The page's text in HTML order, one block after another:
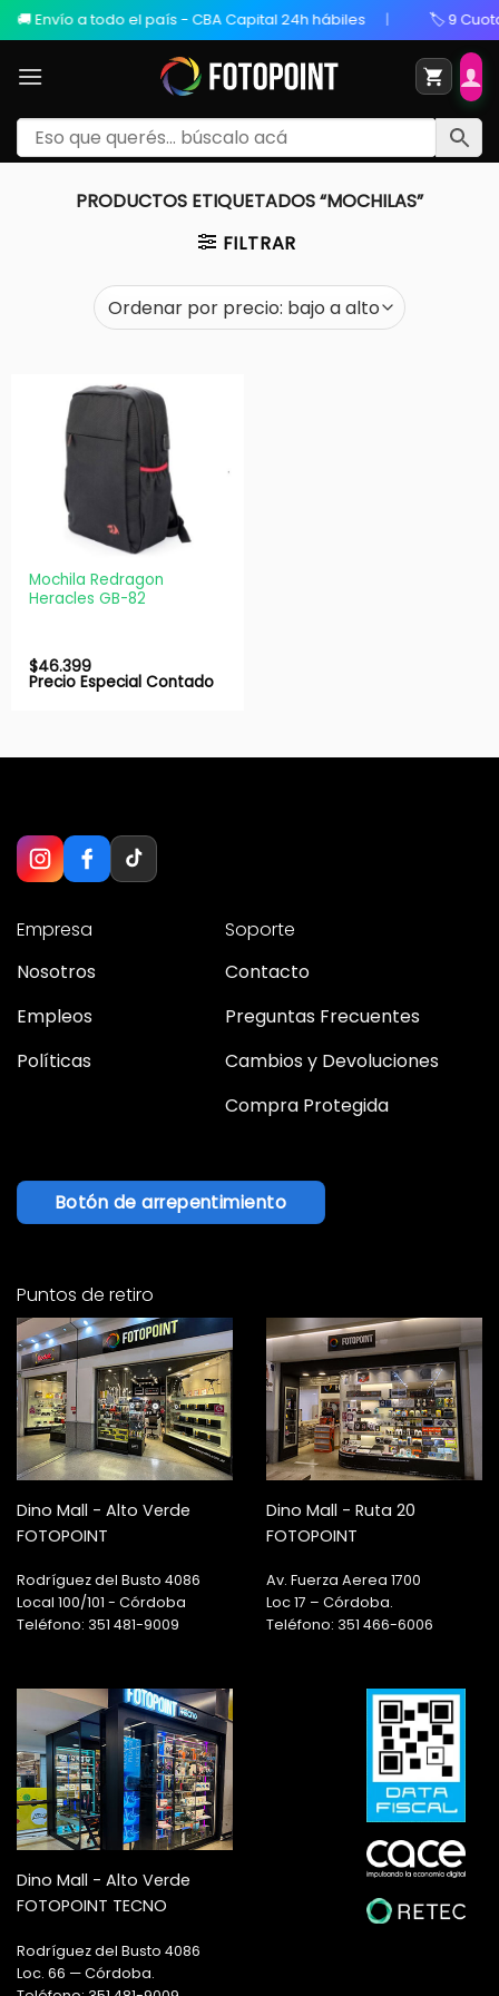
a todo el país - CBA Capital 24h hábiles 🏷️ 9 Cuotas Sin
PRODUCTOS ETIQUETADOS “MOCHILAS”
FILTRAR
Mochila Redragon
Heracles GB-82
$46.399
Precio Especial Contado
Empresa
Nosotros
Empleos
Políticas
Soporte
Contacto
Preguntas Frecuentes
Cambios y Devoluciones
Compra Protegida
Botón de arrepentimiento
Puntos de retiro
Dino Mall - Alto Verde
FOTOPOINT
Rodríguez del Busto 4086
Local 100/101 - Córdoba
Teléfono: 351 481-9009
Dino Mall - Ruta 20
FOTOPOINT
Av. Fuerza Aerea 1700
Loc 17 – Córdoba.
Teléfono: 351 466-6006
Dino Mall - Alto Verde
FOTOPOINT TECNO
Rodríguez del Busto 4086
Loc. 66 — Córdoba.